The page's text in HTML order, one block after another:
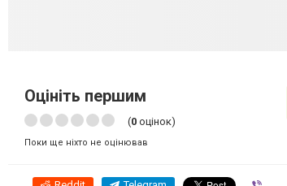
Оцініть першим
(0 оцінок)
Поки ще ніхто не оцінював